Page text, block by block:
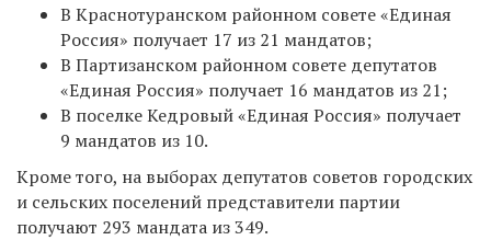
В Краснотуранском районном совете «Единая
Россия» получает 17 из 21 мандатов;
В Партизанском районном совете депутатов
«Единая Россия» получает 16 мандатов из 21;
В поселке Кедровый «Единая Россия» получает
9 мандатов из 10.
Кроме того, на выборах депутатов советов городских
и сельских поселений представители партии
получают 293 мандата из 349.